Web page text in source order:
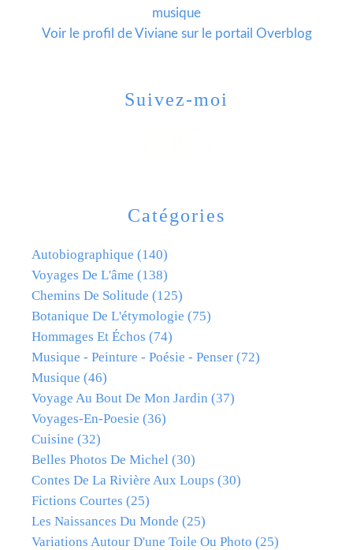
Catégories
Autobiographique (140)
Voyages De L'âme (138)
Chemins De Solitude (125)
Botanique De L'étymologie (75)
Hommages Et Échos (74)
Musique - Peinture - Poésie - Penser (72)
Musique (46)
Voyage Au Bout De Mon Jardin (37)
Voyages-En-Poesie (36)
Cuisine (32)
Belles Photos De Michel (30)
Contes De La Rivière Aux Loups (30)
Fictions Courtes (25)
Les Naissances Du Monde (25)
Variations Autour D'une Toile Ou Photo (25)
musique
Voir le profil deVivianesur le portail Overblog
Suivez-moi